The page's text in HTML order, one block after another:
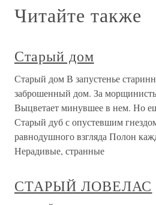
Читайте также
Старый дом
Старый дом В запустенье
заброшенный дом. За
Выцветает минувшее в нем. Но
Старый дуб с опустевшим
равнодушного взгляда Полон
Нерадивые, странные
СТАРЫЙ ЛОВЕЛАС